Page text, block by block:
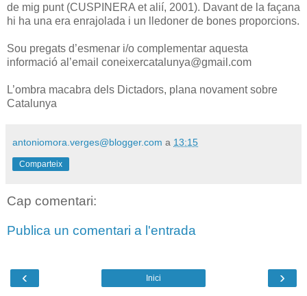
de mig punt (CUSPINERA et alií, 2001). Davant de la façana
hi ha una era enrajolada i un lledoner de bones proporcions.
Sou pregats d’esmenar i/o complementar aquesta
informació al’email coneixercatalunya@gmail.com
L’ombra macabra dels Dictadors, plana novament sobre
Catalunya
antoniomora.verges@blogger.com a 13:15
Comparteix
Cap comentari:
Publica un comentari a l'entrada
‹ ›
Inici